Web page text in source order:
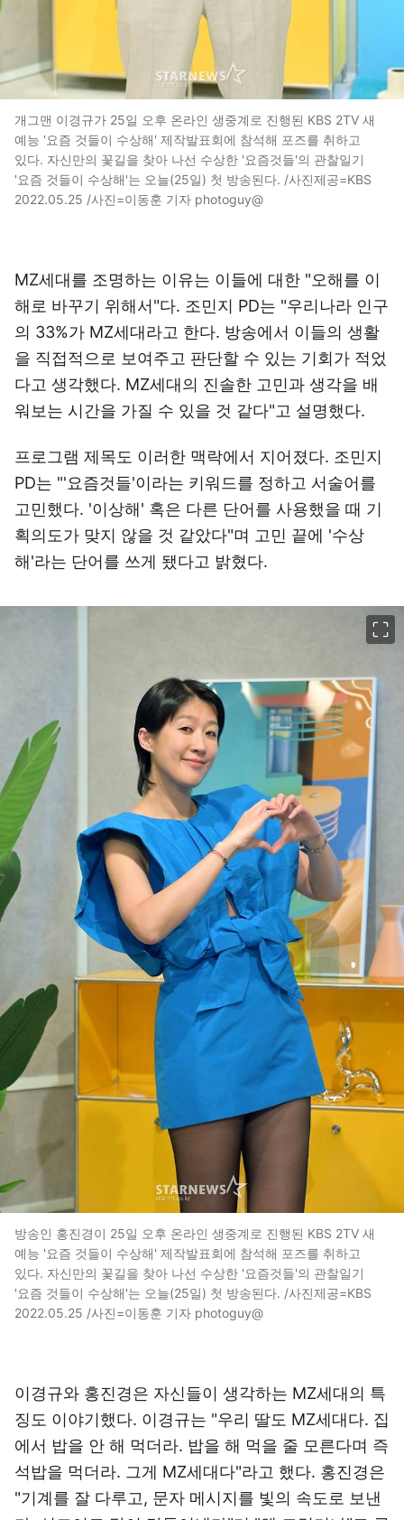
개그맨 이경규가 25일 오후 온라인 생중계로 진행된 KBS 2TV 새
예능 '요즘 것들이 수상해' 제작발표회에 참석해 포즈를 취하고
있다. 자신만의 꽃길을 찾아 나선 수상한 '요즘것들'의 관찰일기
'요즘 것들이 수상해'는 오늘(25일) 첫 방송된다. /사진제공=KBS
2022.05.25 /사진=이동훈 기자 photoguy@
MZ세대를 조명하는 이유는 이들에 대한 "오해를 이
해로 바꾸기 위해서"다. 조민지 PD는 "우리나라 인구
의 33%가 MZ세대라고 한다. 방송에서 이들의 생활
을 직접적으로 보여주고 판단할 수 있는 기회가 적었
다고 생각했다. MZ세대의 진솔한 고민과 생각을 배
워보는 시간을 가질 수 있을 것 같다"고 설명했다.
프로그램 제목도 이러한 맥락에서 지어졌다. 조민지
PD는 "'요즘것들'이라는 키워드를 정하고 서술어를
고민했다. '이상해' 혹은 다른 단어를 사용했을 때 기
획의도가 맞지 않을 것 같았다"며 고민 끝에 '수상
해'라는 단어를 쓰게 됐다고 밝혔다.
방송인 홍진경이 25일 오후 온라인 생중계로 진행된 KBS 2TV 새
예능 '요즘 것들이 수상해' 제작발표회에 참석해 포즈를 취하고
있다. 자신만의 꽃길을 찾아 나선 수상한 '요즘것들'의 관찰일기
'요즘 것들이 수상해'는 오늘(25일) 첫 방송된다. /사진제공=KBS
2022.05.25 /사진=이동훈 기자 photoguy@
이경규와 홍진경은 자신들이 생각하는 MZ세대의 특
징도 이야기했다. 이경규는 "우리 딸도 MZ세대다. 집
에서 밥을 안 해 먹더라. 밥을 해 먹을 줄 모른다며 즉
석밥을 먹더라. 그게 MZ세대다"라고 했다. 홍진경은
"기계를 잘 다루고, 문자 메시지를 빛의 속도로 보낸